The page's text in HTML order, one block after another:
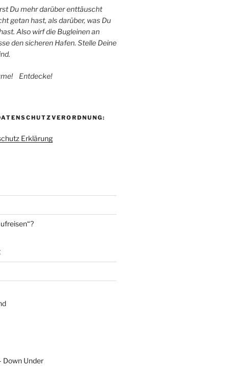
Du mehr darüber enttäuscht
getan hast, als darüber, was Du
Also wirf die Bugleinen an
den sicheren Hafen. Stelle Deine
Entdecke!
Erklärung
Down Under